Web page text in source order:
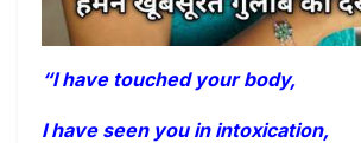
“I have touched your body,
I have seen you in intoxication,